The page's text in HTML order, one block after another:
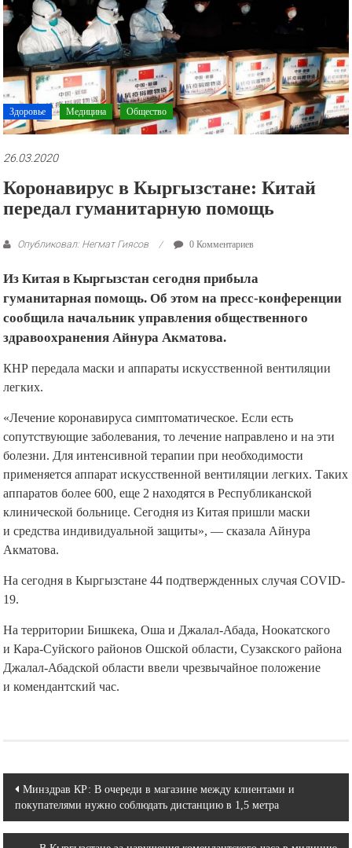
рекламные
ролики
презентации.
Здоровье Медицина Общество
26.03.2020
Коронавирус в Кыргызстане: Китай
передал гуманитарную помощь
Опубликовал: Негмат Гиясов 0 Комментариев
Из Китая в Кыргызстан сегодня прибыла
гуманитарная помощь. Об этом на пресс-конференции
сообщила начальник управления общественного
здравоохранения Айнура Акматова.
КНР передала маски и аппараты искусственной вентиляции
легких.
«Лечение коронавируса симптоматическое. Если есть
сопутствующие заболевания, то лечение направлено и на эти
болезни. Для интенсивной терапии при необходимости
применяется аппарат искусственной вентиляции легких. Таких
аппаратов более 600, еще 2 находятся в Республиканской
клинической больнице. Сегодня из Китая пришли маски
и средства индивидуальной защиты», — сказала Айнура
Акматова.
На сегодня в Кыргызстане 44 подтвержденных случая COVID-
19.
На территории Бишкека, Оша и Джалал-Абада, Ноокатского
и Кара-Суйского районов Ошской области, Сузакского района
Джалал-Абадской области ввели чрезвычайное положение
и комендантский час.
Навигация
по
записям
Минздрав КР: В очереди в магазине между клиентами и
покупателями нужно соблюдать дистанцию в 1,5 метра